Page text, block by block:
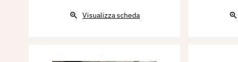
Visualizza scheda